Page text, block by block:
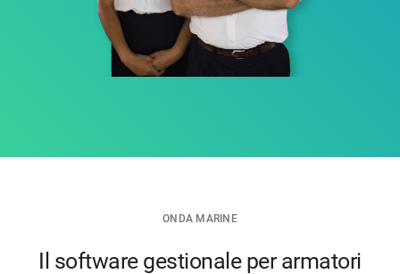
ONDA MARINE
Il software gestionale per armatori